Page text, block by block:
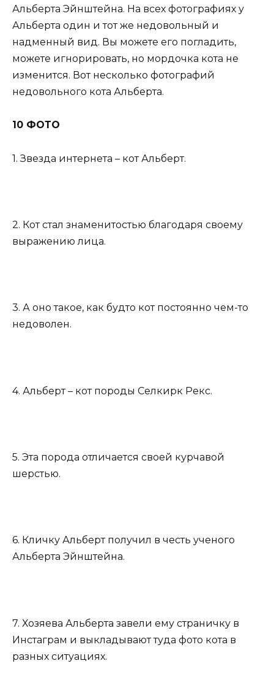
Альберта Эйнштейна. На всех фотографиях у
Альберта один и тот же недовольный и
надменный вид. Вы можете его погладить,
можете игнорировать, но мордочка кота не
изменится. Вот несколько фотографий
недовольного кота Альберта.
10 ФОТО
1. Звезда интернета – кот Альберт.
2. Кот стал знаменитостью благодаря своему
выражению лица.
3. А оно такое, как будто кот постоянно чем-то
недоволен.
4. Альберт – кот породы Селкирк Рекс.
5. Эта порода отличается своей курчавой
шерстью.
6. Кличку Альберт получил в честь ученого
Альберта Эйнштейна.
7. Хозяева Альберта завели ему страничку в
Инстаграм и выкладывают туда фото кота в
разных ситуациях.